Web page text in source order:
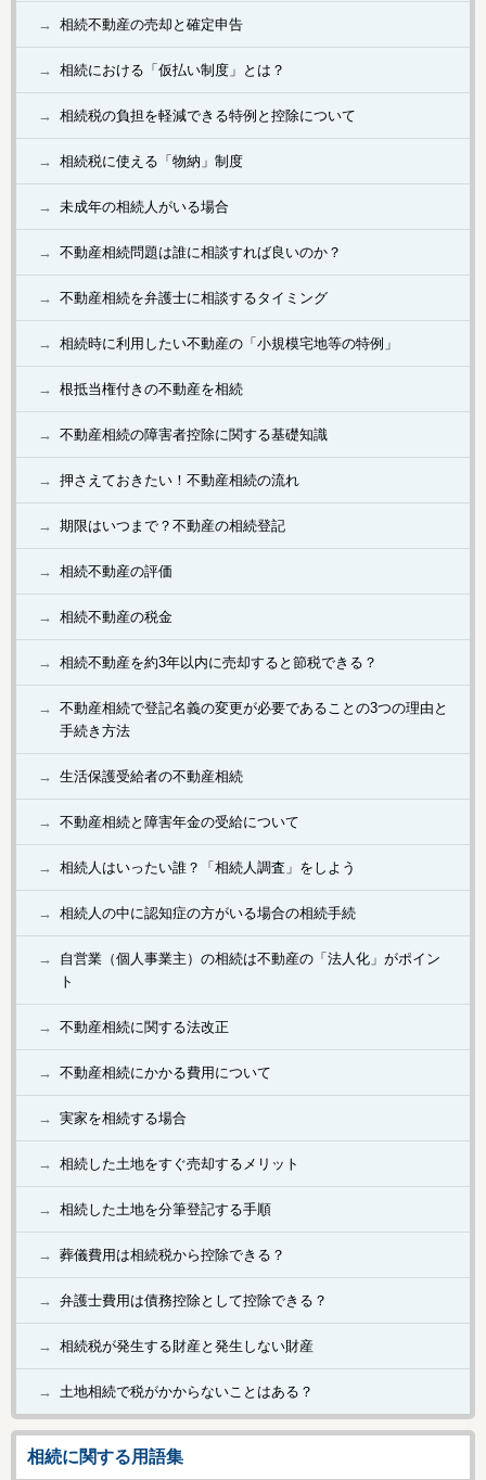
相続不動産の売却と確定申告
相続における「仮払い制度」とは？
相続税の負担を軽減できる特例と控除について
相続税に使える「物納」制度
未成年の相続人がいる場合
不動産相続問題は誰に相談すれば良いのか？
不動産相続を弁護士に相談するタイミング
相続時に利用したい不動産の「小規模宅地等の特例」
根抵当権付きの不動産を相続
不動産相続の障害者控除に関する基礎知識
押さえておきたい！不動産相続の流れ
期限はいつまで？不動産の相続登記
相続不動産の評価
相続不動産の税金
相続不動産を約3年以内に売却すると節税できる？
不動産相続で登記名義の変更が必要であることの3つの理由と
手続き方法
生活保護受給者の不動産相続
不動産相続と障害年金の受給について
相続人はいったい誰？「相続人調査」をしよう
相続人の中に認知症の方がいる場合の相続手続
自営業（個人事業主）の相続は不動産の「法人化」がポイン
ト
不動産相続に関する法改正
不動産相続にかかる費用について
実家を相続する場合
相続した土地をすぐ売却するメリット
相続した土地を分筆登記する手順
葬儀費用は相続税から控除できる？
弁護士費用は債務控除として控除できる？
相続税が発生する財産と発生しない財産
土地相続で税がかからないことはある？
相続に関する用語集